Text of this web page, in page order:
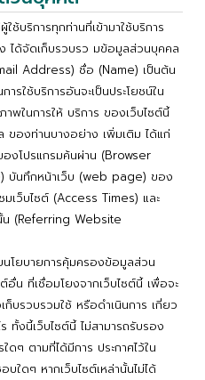
ช้บริการทุกท่านที่เข้ามาใช้บริการ
ได้จัดเก็บรวบรว มข้อมูลส่วนบุคคล
Address) ชื่อ (Name) เป็นต้น
รใช้บริการอันจะเป็นประโยชน์ใน
พในการให้ บริการ ของเว็บไซต์นี้
องท่านบางอย่าง เพิ่มเติม ได้แก่
งโปรแกรมค้นผ่าน (Browser
บันทึกหน้าเว็บ (web page) ของ
มเว็บไซต์ (Access Times) และ
น (Referring Website
นโยบายการคุ้มครองข้อมูลส่วน
น ที่เชื่อมโยงจากเว็บไซต์นี้ เพื่อจะ
ก็บรวบรวมใช้ หรือดำเนินการ เกี่ยว
งนี้เว็บไซต์นี้ ไม่สามารถรับรอง
ๆ ตามที่ได้มีการ ประกาศไว้ใน
ใดๆ หากเว็บไซต์เหล่านั้นไม่ได้